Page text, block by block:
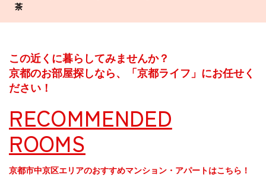
茶
この近くに暮らしてみませんか？
京都のお部屋探しなら、「京都ライフ」にお任せく
ださい！
RECOMMENDED
ROOMS
京都市中京区エリアのおすすめマンション・アパートはこちら！